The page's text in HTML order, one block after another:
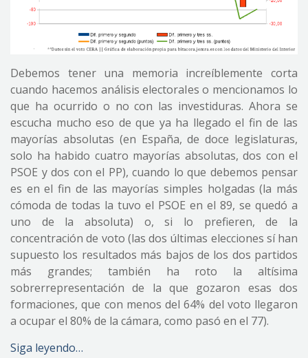
Debemos tener una memoria increíblemente corta
cuando hacemos análisis electorales o mencionamos lo
que ha ocurrido o no con las investiduras. Ahora se
escucha mucho eso de que ya ha llegado el fin de las
mayorías absolutas (en España, de doce legislaturas,
solo ha habido cuatro mayorías absolutas, dos con el
PSOE y dos con el PP), cuando lo que debemos pensar
es en el fin de las mayorías simples holgadas (la más
cómoda de todas la tuvo el PSOE en el 89, se quedó a
uno de la absoluta) o, si lo prefieren, de la
concentración de voto (las dos últimas elecciones sí han
supuesto los resultados más bajos de los dos partidos
más grandes; también ha roto la altísima
sobrerrepresentación de la que gozaron esas dos
formaciones, que con menos del 64% del voto llegaron
a ocupar el 80% de la cámara, como pasó en el 77).
Siga leyendo…